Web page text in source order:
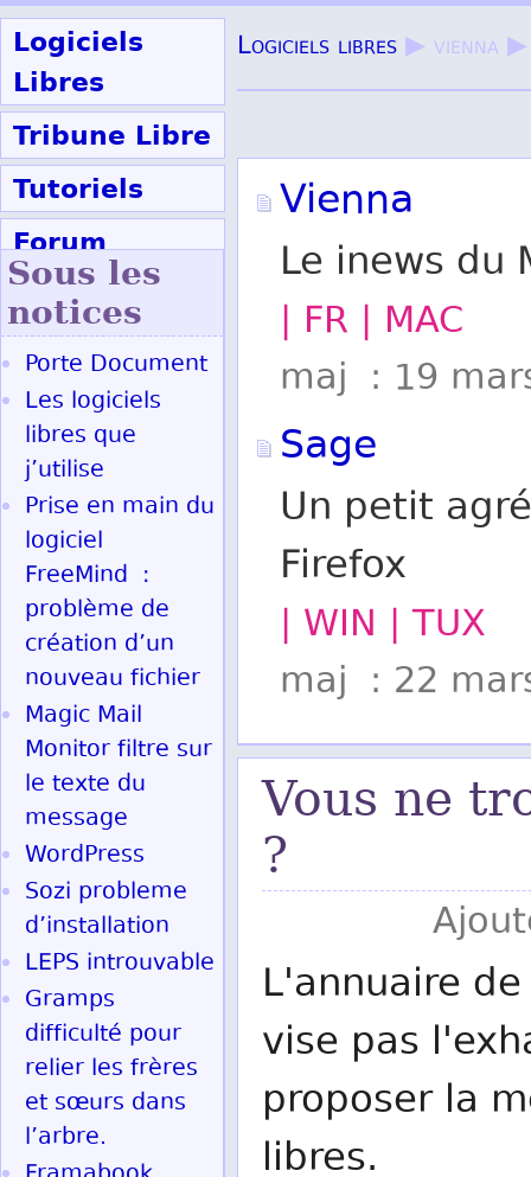
Logiciels
Libres
Tribune Libre
Tutoriels
Forum
Participer
Logiciels libres ▶ vienna ▶
Vienna
Le inews du
| FR | MAC
maj : 19
Sage
Un petit
Firefox
| WIN | TUX
maj : 22
Vous ne
?
L'annuaire
vise pas
proposer la
libres.
Sous les
notices
Porte Document
Les logiciels
libres que
j’utilise
Prise en main du
logiciel
FreeMind :
problème de
création d’un
nouveau fichier
Magic Mail
Monitor filtre sur
le texte du
message
WordPress
Sozi probleme
d’installation
LEPS introuvable
Gramps
difficulté pour
relier les frères
et sœurs dans
l’arbre.